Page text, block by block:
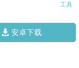
工具
安卓下载